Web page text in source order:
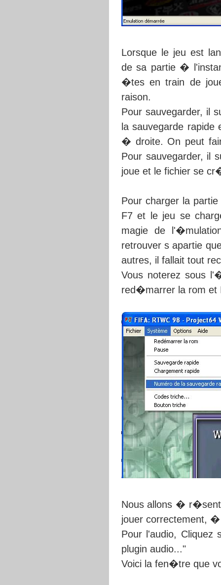
Lorsque le jeu est
de sa partie �
�tes en train de
raison.
Pour sauvegarder, il
la sauvegarde
� droite. On peut
Pour sauvegarder, il
joue et le fichier se
Pour charger la
F7 et le jeu se
magie de
retrouver s apartie
autres, il fallait tout
Vous noterez sous
red�marrer la rom et
Nous allons �
jouer correctement,
Pour l'audio, Cliquez
plugin audio..."
Voici la fen�tre que